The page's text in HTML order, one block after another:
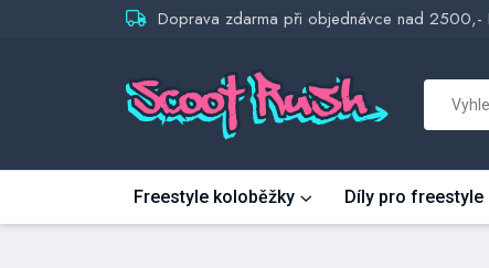
Doprava zdarma při objednávce nad 2500,-
Freestyle koloběžky Díly pro freestyle